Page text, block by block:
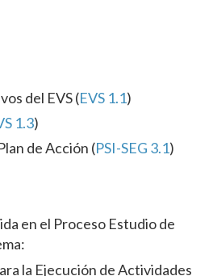
del EVS (EVS 1.1)
1.3)
de Acción (PSI-SEG 3.1)
en el Proceso Estudio de
la Ejecución de Actividades